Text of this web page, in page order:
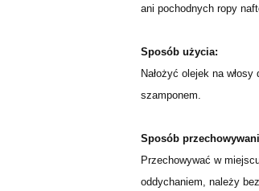
ani pochodnych ropy
Sposób użycia:
Nałożyć olejek na
szamponem.
Sposób
Przechowywać w
oddychaniem, należy